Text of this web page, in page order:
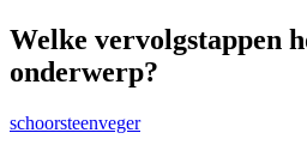
Welke vervolgstappen
onderwerp?
schoorsteenveger